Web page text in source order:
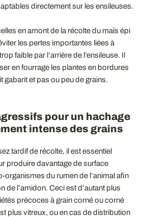
directement sur les ensileuses.
en amont de la récolte du maïs épi
les pertes importantes liées à
faible par l’arrière de l’ensileuse. Il
en fourrage les plantes en bordures
gabarit et pas ou peu de grains.
pour un hachage
intense des grains
tardif de récolte, il est essentiel
produire davantage de surface
organismes du rumen de l’animal afin
de l’amidon. Ceci est d’autant plus
précoces à grain corné ou corné
plus vitreux, ou en cas de distribution